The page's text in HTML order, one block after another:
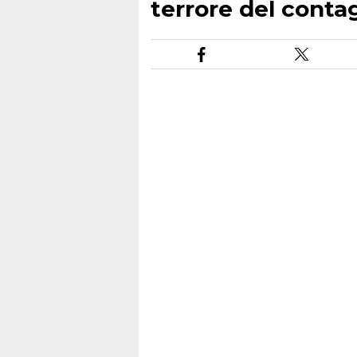
terrore del